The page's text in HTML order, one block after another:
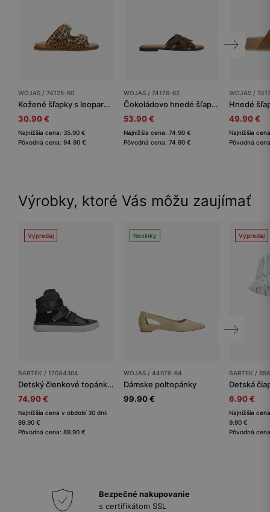
WOJAS / 74125-60
Kožené šľapky s leopardím vzorom so zlatými ozdobami
30.90 €
Najnižšia cena: 35.90 €
Pôvodná cena: 94.90 €
WOJAS / 74176-62
Čokoládovo hnedé šľapky s pletенými remienkami
53.90 €
Najnižšia cena: 74.90 €
Pôvodná cena: 74.90 €
WOJAS /
49.90 €
Najnižšia
Pôvodná
Výrobky, ktoré Vás môžu zaujímať
Výpredaj
BARTEK / 17044304
Detský členkové topánky BARTEK
74.90 €
Najnižšia cena v období 30 dní:
89.90 €
Pôvodná cena: 89.90 €
Novinky
WOJAS / 44076-64
Dámske poltopánky
99.90 €
Výpredaj
BARTEK /
Detská
6.90 €
Najnižšia
9.90 €
Pôvodná
Bezpečné nakupovanie
s certifikátom SSL